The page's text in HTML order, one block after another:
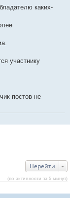
каких-
участнику
постов не
Перейти
(по активности за 5 минут)